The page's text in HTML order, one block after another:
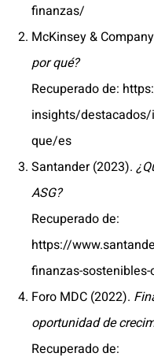
finanzas/
McKinsey &
por qué?
Recuperado de:
insights/destacados/
que/es
Santander (2023).
ASG?
Recuperado de:
https://
finanzas-sostenibles-
Foro MDC (2022).
oportunidad de
Recuperado de: